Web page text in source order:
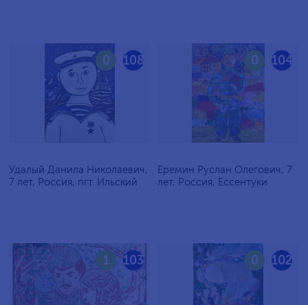
108
0
Удалый Данила Николаевич,
7 лет, Россия, пгт. Ильский
104
0
Еремин Руслан Олегович, 7
лет, Россия, Ессентуки
103
1 102
0